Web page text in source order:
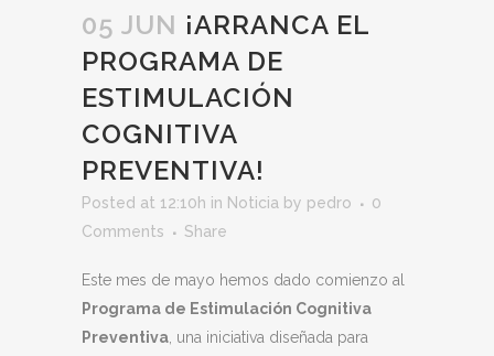
05 JUN ¡ARRANCA EL
PROGRAMA DE
ESTIMULACIÓN
COGNITIVA
PREVENTIVA!
Posted at 12:10h in Noticia by pedro
0
Comments
Share
Este mes de mayo hemos dado comienzo al
Programa de Estimulación Cognitiva
Preventiva, una iniciativa diseñada para